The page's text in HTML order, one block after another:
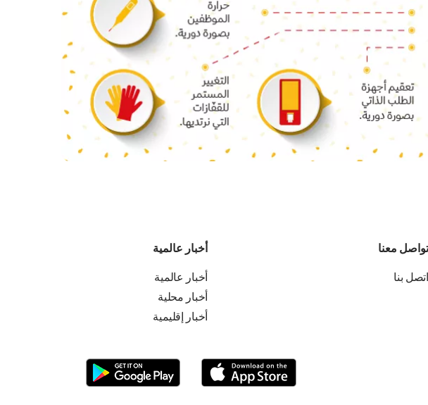
معنا
اتصل بنا
أخبار عالمية
أخبار عالمية
أخبار محلية
أخبار إقليمية